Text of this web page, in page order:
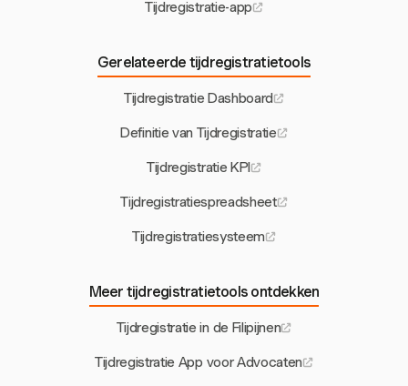
Tijdregistratie-app
Gerelateerde tijdregistratietools
Tijdregistratie Dashboard
Definitie van Tijdregistratie
Tijdregistratie KPI
Tijdregistratiespreadsheet
Tijdregistratiesysteem
Meer tijdregistratietools ontdekken
Tijdregistratie in de Filipijnen
Tijdregistratie App voor Advocaten